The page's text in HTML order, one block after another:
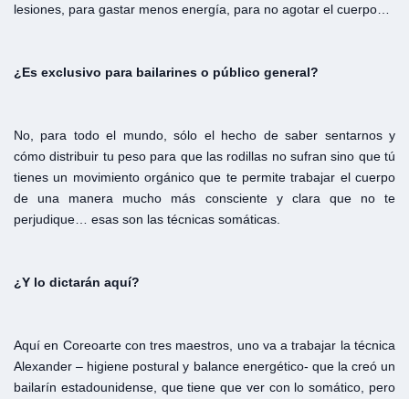
lesiones, para gastar menos energía, para no agotar el cuerpo…
¿Es exclusivo para bailarines o público general?
No, para todo el mundo, sólo el hecho de saber sentarnos y
cómo distribuir tu peso para que las rodillas no sufran sino que tú
tienes un movimiento orgánico que te permite trabajar el cuerpo
de una manera mucho más consciente y clara que no te
perjudique… esas son las técnicas somáticas.
¿Y lo dictarán aquí?
Aquí en Coreoarte con tres maestros, uno va a trabajar la técnica
Alexander – higiene postural y balance energético- que la creó un
bailarín estadounidense, que tiene que ver con lo somático, pero